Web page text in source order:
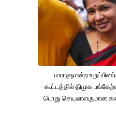
பாராளுமன்ற
கூட்டத்தில் திமுக
பொது செயலாளருமான